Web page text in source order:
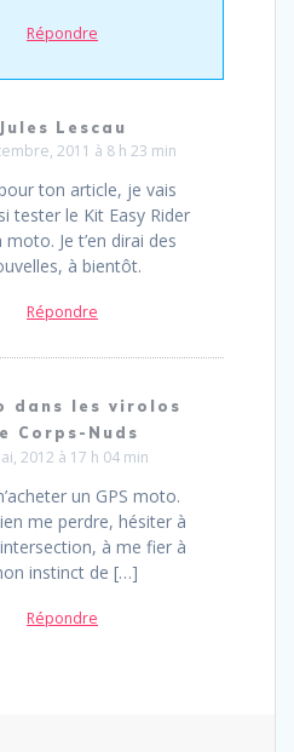
Répondre
Jules Lescau
2011 à 8 h 23 min
ton article, je vais
tester le Kit Easy Rider
moto. Je t’en dirai des
à bientôt.
Répondre
dans les virolos
Corps-Nuds
2012 à 17 h 04 min
un GPS moto.
me perdre, hésiter à
à me fier à
instinct de […]
Répondre